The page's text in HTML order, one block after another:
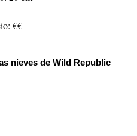
€€
nieves de Wild Republic